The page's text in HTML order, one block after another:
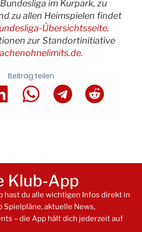
im Kurpark, zu
zu allen Heimspielen findet
Übersichtsseite.
zur Standortinitiative
.
Beitrag teilen
Klub-App
hast du alle wichtigen Infos direkt in
Spielpläne, aktuelle News,
– die App hält dich jederzeit auf